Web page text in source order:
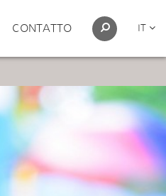
CONTATTO IT